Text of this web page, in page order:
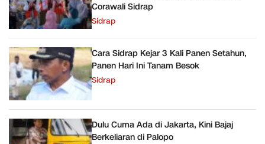
Corawali Sidrap
Sidrap
Cara Sidrap Kejar 3 Kali Panen Setahun,
Panen Hari Ini Tanam Besok
Sidrap
Dulu Cuma Ada di Jakarta, Kini Bajaj
Berkeliaran di Palopo